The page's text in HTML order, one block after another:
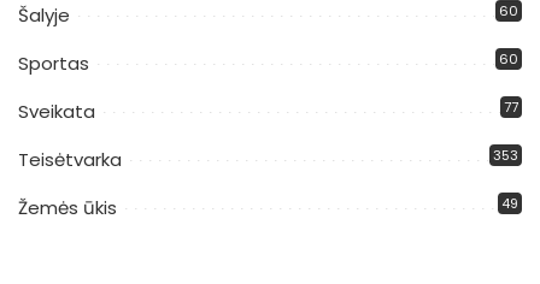
Šalyje 60
Sportas 60
Sveikata 77
Teisėtvarka 353
Žemės ūkis 49